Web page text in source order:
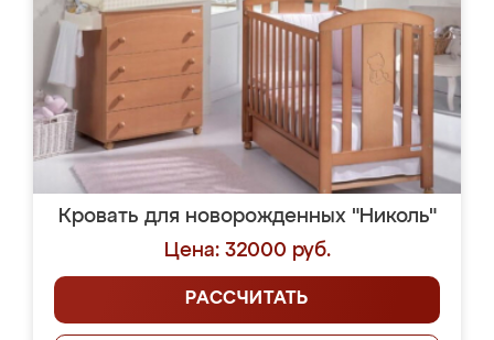
Кровать для новорожденных "Николь"
Цена: 32000 руб.
РАССЧИТАТЬ